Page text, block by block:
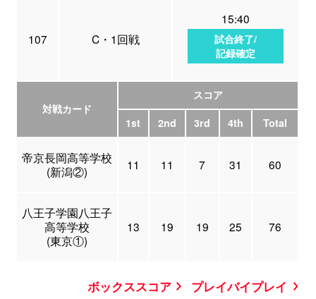
107 C・1回戦
15:40
試合終了/
記録確定
対戦カード
スコア
1st
2nd 3rd 4th Total
帝京長岡高等学校
(新潟②)
11 11 7 31 60
八王子学園八王子
高等学校
(東京①)
13 19 19 25 76
ボックススコア
プレイバイプレイ